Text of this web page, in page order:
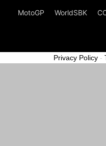
MotoGP WorldSBK
Privacy Policy -